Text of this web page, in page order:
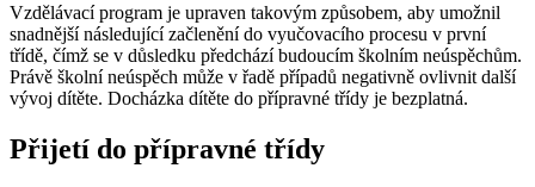
Vzdělávací program je upraven takovým způsobem, aby umožnil
snadnější následující začlenění do vyučovacího procesu v první
třídě, čímž se v důsledku předchází budoucím školním neúspěchům.
Právě školní neúspěch může v řadě případů negativně ovlivnit další
vývoj dítěte. Docházka dítěte do přípravné třídy je bezplatná.
Přijetí do přípravné třídy